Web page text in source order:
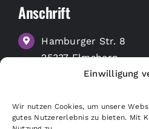
Einwilligung
Wir nutzen Cookies, um unsere
gutes Nutzererlebnis zu bieten. Mit
Anschrift
Hamburger Str. 8
25337 Elmshorn
Nützliche Links